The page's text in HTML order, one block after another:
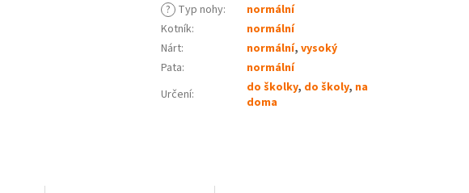
? Typ nohy:
normální
Kotník:
normální
Nárt: normální,vysoký
Pata:
normální
Určení: do školky, do školy, na
doma